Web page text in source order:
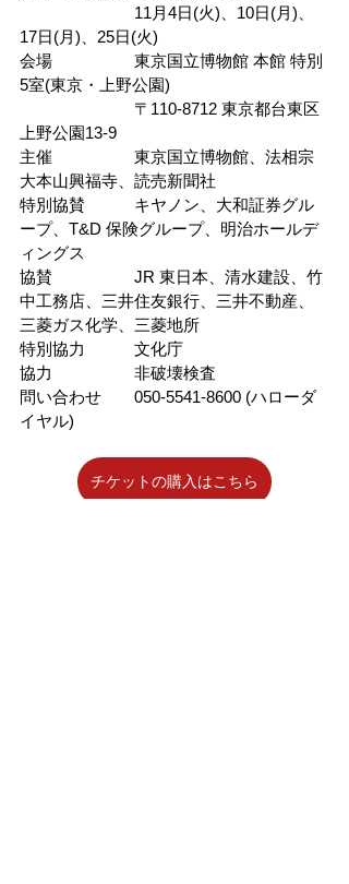
11月4日(火)、10日(月)、
17日(月)、25日(火)
会場　　　　　東京国立博物館 本館 特別
5室(東京・上野公園)
〒110-8712 東京都台東区
上野公園13-9
主催　　　　　東京国立博物館、法相宗
大本山興福寺、読売新聞社
特別協賛　　　キヤノン、大和証券グル
ープ、T&D 保険グループ、明治ホールデ
ィングス
協賛　　　　　JR 東日本、清水建設、竹
中工務店、三井住友銀行、三井不動産、
三菱ガス化学、三菱地所
特別協力　　　文化庁
協力　　　　　非破壊検査
問い合わせ　　050-5541-8600 (ハローダ
イヤル)
チケットの購入はこちら